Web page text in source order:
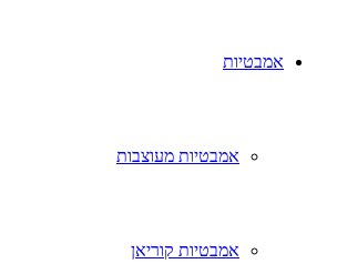
אמבטיות
אמבטיות מעוצבות
אמבטיות קוריאן